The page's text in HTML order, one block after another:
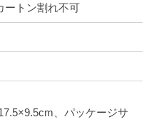
トン割れ不可
、パッケージサ